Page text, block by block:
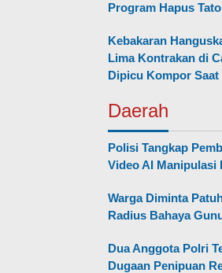
Program Hapus
Kebakaran
Lima Kontrakan di
Dipicu Kompor
Daerah
Polisi Tangkap
Video AI Manipulasi
Warga Diminta
Radius Bahaya
Dua Anggota Polri
Dugaan Penipuan